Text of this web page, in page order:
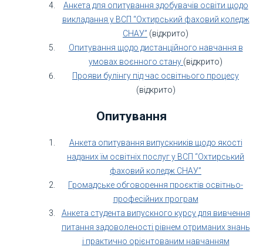
Анкета для опитування здобувачів освіти щодо
викладання у ВСП “Охтирський фаховий коледж
СНАУ” (відкрито)
Опитування щодо дистанційного навчання в
умовах воєнного стану (відкрито)
Прояви булінгу під час освітнього процесу
(відкрито)
Опитування
Анкета опитування випускників щодо якості
наданих їм освітніх послуг у ВСП “Охтирський
фаховий коледж СНАУ”
Громадське обговорення проєктів освітньо-
професійних програм
Анкета студента випускного курсу для вивчення
питання задоволеності рівнем отриманих знань
і практично орієнтованим навчанням